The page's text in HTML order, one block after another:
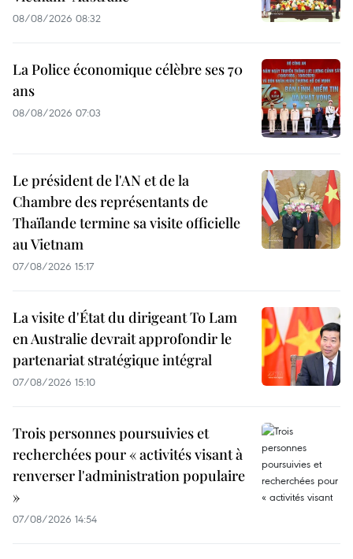
08/08/2026 08:32
La Police économique célèbre ses 70
ans
08/08/2026 07:03
Le président de l'AN et de la
Chambre des représentants de
Thaïlande termine sa visite officielle
au Vietnam
07/08/2026 15:17
La visite d'État du dirigeant To Lam
en Australie devrait approfondir le
partenariat stratégique intégral
07/08/2026 15:10
Trois personnes poursuivies et
recherchées pour « activités visant à
renverser l'administration populaire
»
07/08/2026 14:54